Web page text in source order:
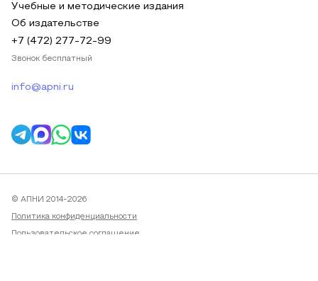
Учебные и методические издания
Об издательстве
+7 (472) 277-72-99
Звонок бесплатный
info@apni.ru
© АПНИ 2014-2026
Политика конфиденциальности
Пользовательское соглашение